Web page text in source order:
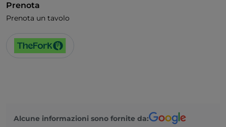
Prenota
Prenota un tavolo
Alcune informazioni sono fornite da: